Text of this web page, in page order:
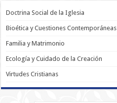
Doctrina Social de la Iglesia
Bioética y Cuestiones Contemporáneas
Familia y Matrimonio
Ecología y Cuidado de la Creación
Virtudes Cristianas